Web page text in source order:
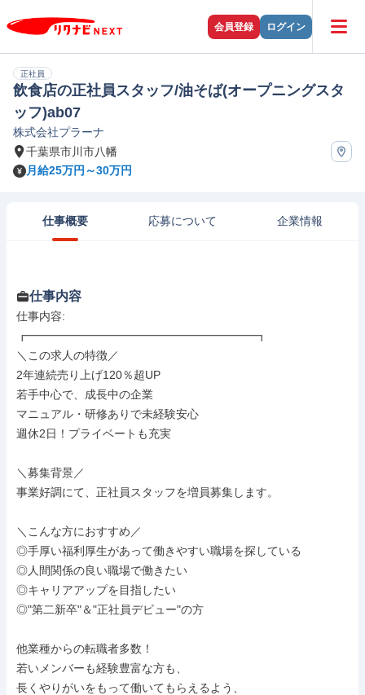
会員登録 ログイン
正社員
飲食店の正社員スタッフ/油そば(オープニングスタ
ッフ)ab07
株式会社プラーナ
千葉県市川市八幡
月給25万円～30万円
仕事概要 応募について 企業情報
仕事内容
仕事内容:
┏━━━━━━━━━━━━━━━━━━━━┓
＼この求人の特徴／
2年連続売り上げ120％超UP
若手中心で、成長中の企業
マニュアル・研修ありで未経験安心
週休2日！プライベートも充実
＼募集背景／
事業好調にて、正社員スタッフを増員募集します。
＼こんな方におすすめ／
◎手厚い福利厚生があって働きやすい職場を探している
◎人間関係の良い職場で働きたい
◎キャリアアップを目指したい
◎"第二新卒"＆"正社員デビュー"の方
他業種からの転職者多数！
若いメンバーも経験豊富な方も、
長くやりがいをもって働いてもらえるよう、